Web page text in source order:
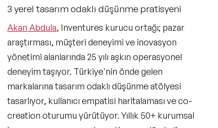
3 yerel tasarım odaklı düşünme pratisyeni
Akan Abdula, Inventures kurucu ortağı; pazar
araştırması, müşteri deneyimi ve inovasyon
yönetimi alanlarında 25 yılı aşkın operasyonel
deneyim taşıyor. Türkiye'nin önde gelen
markalarına tasarım odaklı düşünme atölyesi
tasarlıyor, kullanıcı empatisi haritalaması ve co-
creation oturumu yürütüyor. Yıllık 50+ kurumsal
Mindfulness Konuşmacıları
Dijital Dönüşüm Konuşmacıları
İlham Veren Konuşmacılar
Değişim Yönetimi Konuşmacıları
Başarı Öyküleri Konuşmacıları
C-Level Konuşmacılar
Temizle